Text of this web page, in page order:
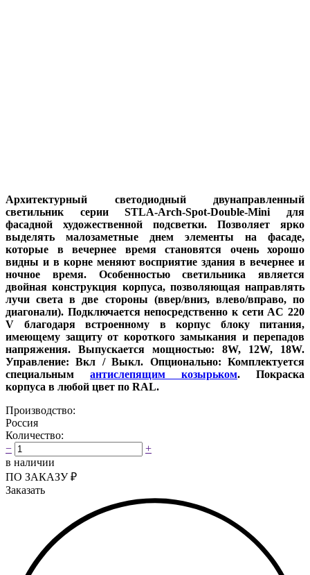
Архитектурный светодиодный двунаправленный
светильник серии STLA-Arch-Spot-Double-Mini для
фасадной художественной подсветки. Позволяет ярко
выделять малозаметные днем элементы на фасаде,
которые в вечернее время становятся очень хорошо
видны и в корне меняют восприятие здания в вечернее и
ночное время. Особенностью светильника является
двойная конструкция корпуса, позволяющая направлять
лучи света в две стороны (ввер/вниз, влево/вправо, по
диагонали). Подключается непосредственно к сети AC 220
V благодаря встроенному в корпус блоку питания,
имеющему защиту от короткого замыкания и перепадов
напряжения. Выпускается мощностью: 8W, 12W, 18W.
Управление: Вкл / Выкл. Опционально: Комплектуется
специальным антислепящим козырьком. Покраска
корпуса в любой цвет по RAL.
Производство:
Россия
Количество:
−
+
в наличии
ПО ЗАКАЗУ₽
Заказать